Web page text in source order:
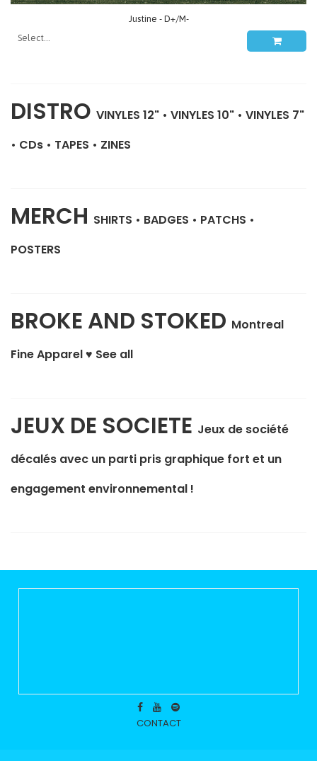
Justine - D+/M-
DISTRO VINYLES 12" • VINYLES 10" • VINYLES 7"
• CDs • TAPES • ZINES
MERCH SHIRTS • BADGES • PATCHS •
POSTERS
BROKE AND STOKED Montreal
Fine Apparel ♥ See all
JEUX DE SOCIETE Jeux de société
décalés avec un parti pris graphique fort et un
engagement environnemental !
CONTACT